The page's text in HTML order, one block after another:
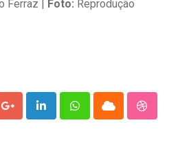
Ferraz | Foto: Reprodução
Google+LinkedInWhatsappCloud